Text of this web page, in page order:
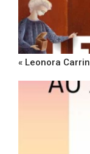
« Leonora